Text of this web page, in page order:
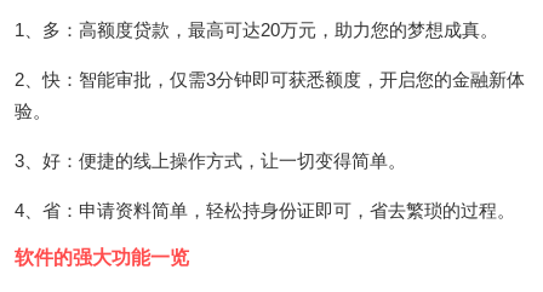
1、多：高额度贷款，最高可达20万元，助力您的梦想成真。
2、快：智能审批，仅需3分钟即可获悉额度，开启您的金融新体
验。
3、好：便捷的线上操作方式，让一切变得简单。
4、省：申请资料简单，轻松持身份证即可，省去繁琐的过程。
软件的强大功能一览